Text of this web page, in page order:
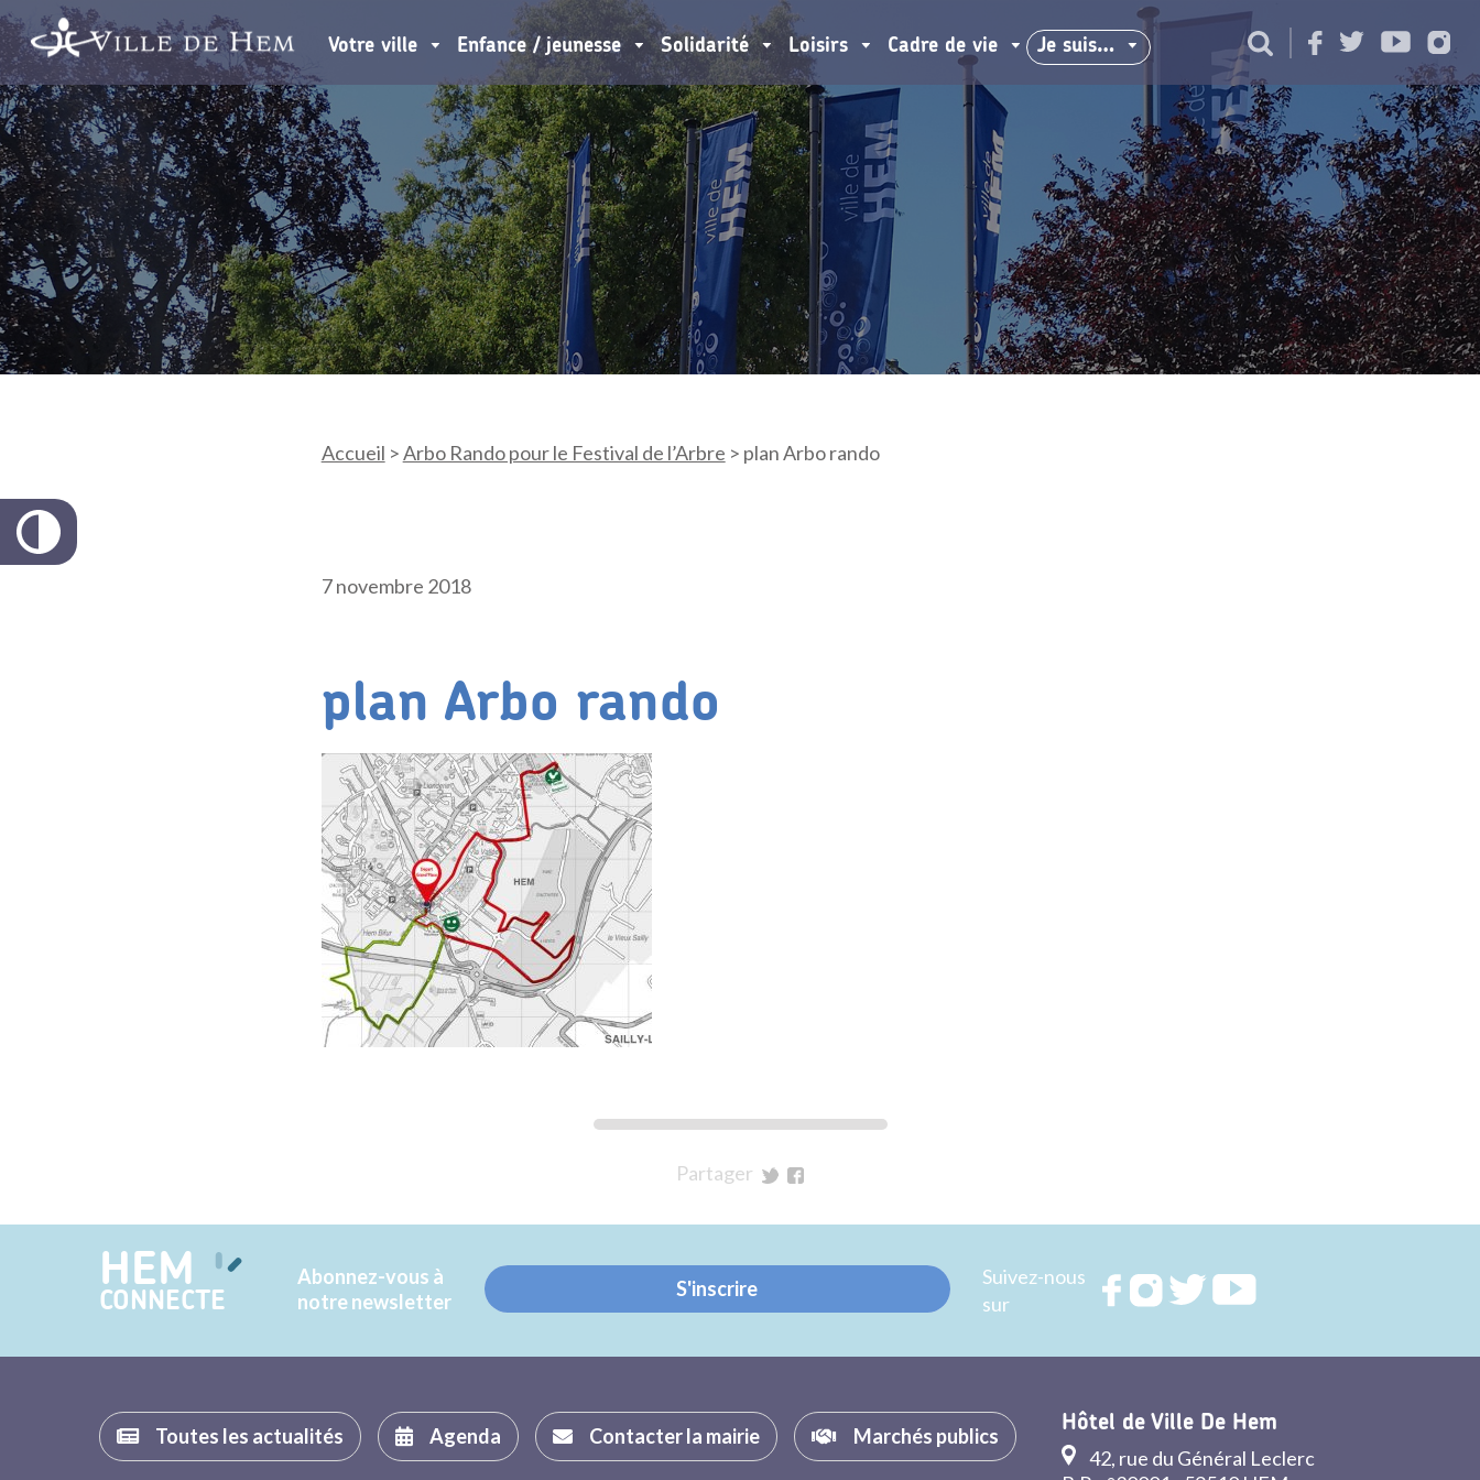
Votre ville Enfance / jeunesse Solidarité Loisirs Cadre de vie Je suis…
Accueil >Arbo Rando pour le Festival de l’Arbre > plan Arbo rando
7 novembre 2018
plan Arbo rando
Partager
Twitter
Facebook
HEM
CONNECTE
Abonnez-vous à
notre newsletter
S'inscrire
Suivez-nous
sur
RejoignezRejoignezRejoignez
Toutes les actualités Agenda Contacter la mairie Marchés publics
Hôtel de Ville De Hem
42, rue du Général Leclerc